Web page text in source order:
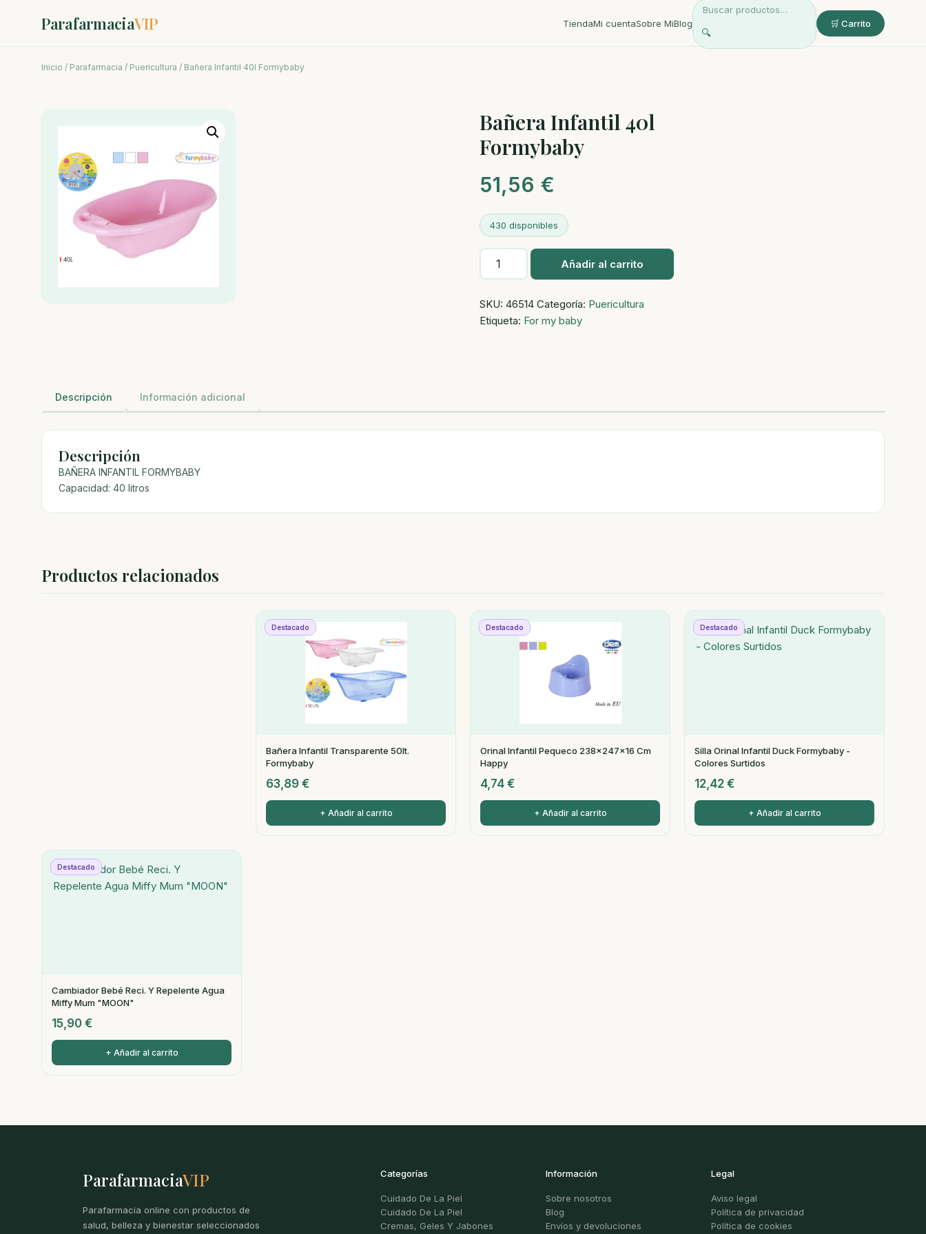
ParafarmaciaVIP TiendaMi cuentaSobre MiBlog
🔍
🛒 Carrito
Inicio / Parafarmacia / Puericultura / Bañera Infantil 40l Formybaby
Bañera Infantil 40l
Formybaby
51,56 €
430 disponibles
Bañera
Infantil
Formybaby
cantidad
Añadir al carrito
SKU: 46514 Categoría: Puericultura
Etiqueta: For my baby
Descripción Información adicional
Descripción
BAÑERA INFANTIL FORMYBABY
Capacidad: 40 litros
Productos relacionados
Destacado
Bañera Infantil Transparente 50lt.
Formybaby
63,89 €
+ Añadir al carrito
Destacado
Orinal Infantil Pequeсo 238x247x16 Cm
Happy
4,74 €
+ Añadir al carrito
Destacado
Silla Orinal Infantil Duck Formybaby -
Colores Surtidos
12,42 €
+ Añadir al carrito
Destacado
Cambiador Bebé Reci. Y Repelente Agua
Miffy Mum "MOON"
15,90 €
+ Añadir al carrito
ParafarmaciaVIP
Parafarmacia online con productos de
salud, belleza y bienestar seleccionados
Categorías
Cuidado De La Piel
Cuidado De La Piel
Cremas, Geles Y Jabones
Información
Sobre nosotros
Blog
Envíos y devoluciones
Legal
Aviso legal
Política de privacidad
Política de cookies